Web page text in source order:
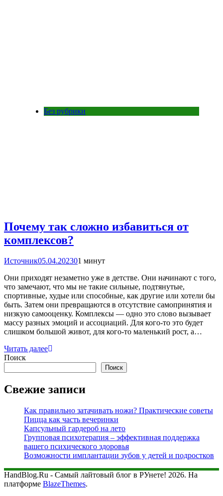
Без рубрики
Почему так сложно избавиться от
комплексов?
Источник05.04.202301 минут
Они приходят незаметно уже в детстве. Они начинают с того,
что замечают, что мы не такие сильные, подтянутые,
спортивные, худые или способные, как другие или хотели бы
быть. Затем они превращаются в отсутствие самопринятия и
низкую самооценку. Комплексы — одно это слово вызывает
массу разных эмоций и ассоциаций. Для кого-то это будет
слишком большой живот, для кого-то маленький рост, а…
Читать далее
Поиск
Поиск
Свежие записи
Как правильно затачивать ножи? Практические советы
Пицца как часть вечеринки
Капсульный гардероб на лето
Групповая психотерапия – эффективная поддержка
вашего психического здоровья
Возможности имплантации зубов у детей и подростков
HandBlog.Ru - Самый лайтовый блог в РУнете! 2026. На
платформе BlazeThemes.